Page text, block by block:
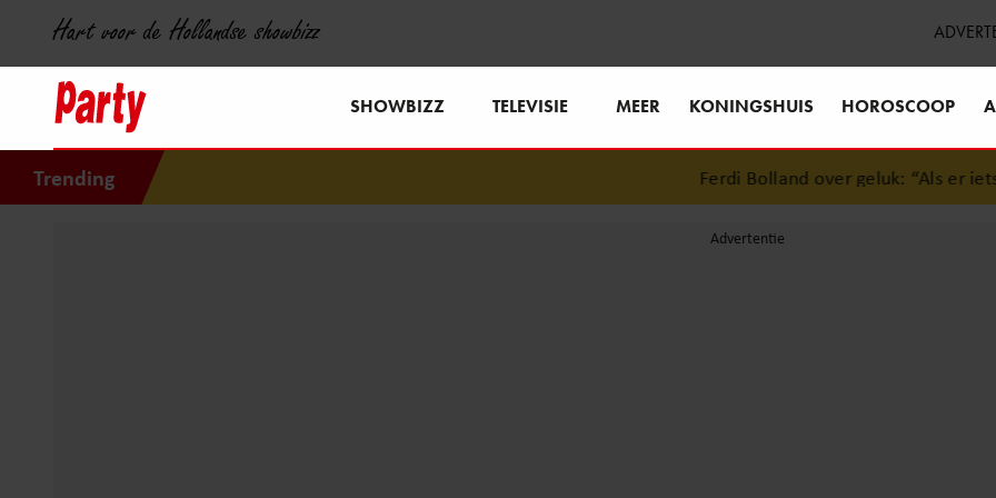
Hart voor de Hollandse showbizz
SHOWBIZZ TELEVISIE MEER KONINGSHUIS HOROSCOOP
Trending Ferdi Bolland over geluk: “Als er iets